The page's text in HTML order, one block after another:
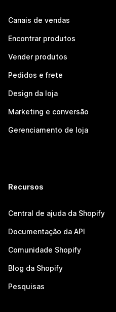
Canais de vendas
Encontrar produtos
Vender produtos
Pedidos e frete
Design da loja
Marketing e conversão
Gerenciamento de loja
Recursos
Central de ajuda da Shopify
Documentação da API
Comunidade Shopify
Blog da Shopify
Pesquisas